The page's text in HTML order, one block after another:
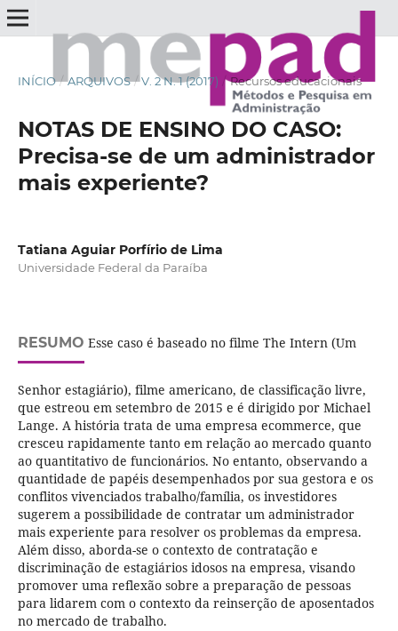
INÍCIO / ARQUIVOS / V. 2 N. 1 (2017) / Recursos educacionais
NOTAS DE ENSINO DO CASO:
Precisa-se de um administrador
mais experiente?
Tatiana Aguiar Porfírio de Lima
Universidade Federal da Paraíba
RESUMO Esse caso é baseado no filme The Intern (Um
Senhor estagiário), filme americano, de classificação livre,
que estreou em setembro de 2015 e é dirigido por Michael
Lange. A história trata de uma empresa ecommerce, que
cresceu rapidamente tanto em relação ao mercado quanto
ao quantitativo de funcionários. No entanto, observando a
quantidade de papéis desempenhados por sua gestora e os
conflitos vivenciados trabalho/família, os investidores
sugerem a possibilidade de contratar um administrador
mais experiente para resolver os problemas da empresa.
Além disso, aborda-se o contexto de contratação e
discriminação de estagiários idosos na empresa, visando
promover uma reflexão sobre a preparação de pessoas
para lidarem com o contexto da reinserção de aposentados
no mercado de trabalho.